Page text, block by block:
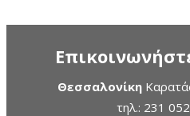
Θεσσαλονίκη
τηλ.: 231